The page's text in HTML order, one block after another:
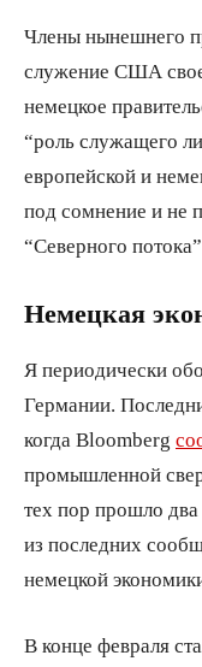
Члены нынешнего
служение США
немецкое
“роль служащего
европейской и
под сомнение и не
“Северного потока”.
Немецкая
Я периодически
Германии.
когда Bloomberg
промышленной
тех пор прошло два
из последних
немецкой
В конце февраля